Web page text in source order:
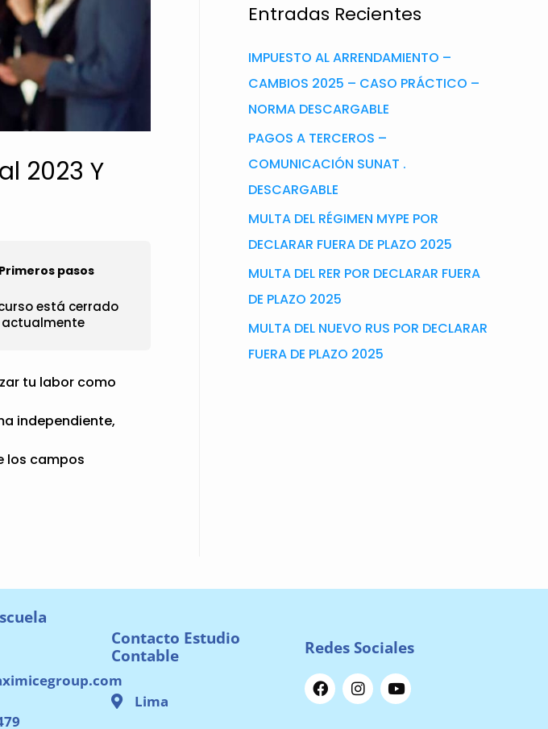
2023 Y
Primeros pasos
está cerrado
actualmente
tu labor como
independiente,
los campos
Entradas Recientes
IMPUESTO AL ARRENDAMIENTO –
CAMBIOS 2025 – CASO PRÁCTICO –
NORMA DESCARGABLE
PAGOS A TERCEROS –
COMUNICACIÓN SUNAT .
DESCARGABLE
MULTA DEL RÉGIMEN MYPE POR
DECLARAR FUERA DE PLAZO 2025
MULTA DEL RER POR DECLARAR FUERA
DE PLAZO 2025
MULTA DEL NUEVO RUS POR DECLARAR
FUERA DE PLAZO 2025
Contacto Estudio
Contable
Lima
Redes Sociales